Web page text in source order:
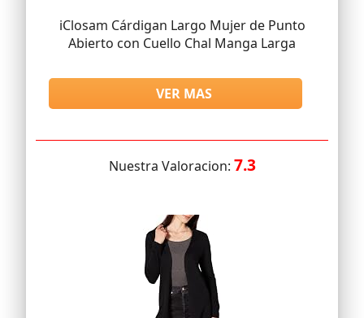
iClosam Cárdigan Largo Mujer de Punto
Abierto con Cuello Chal Manga Larga
VER MAS
Nuestra Valoracion: 7.3